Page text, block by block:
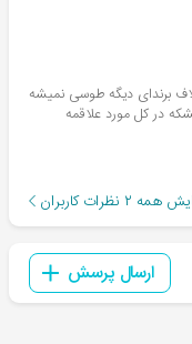
برندای دیگه طوسی نمیشه
در کل مورد علاقمه
همه ۲ نظرات کاربران
ارسال پرسش